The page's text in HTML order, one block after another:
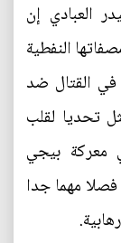
العبادي إن
النفطية
القتال ضد
تحديا لقلب
معركة بيجي
مهما جدا